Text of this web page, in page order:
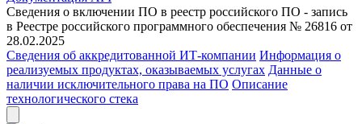
Сведения о включении ПО в реестр российского ПО - запись
в Реестре российского программного обеспечения № 26816 от
28.02.2025
Сведения об аккредитованной ИТ-компании Информация о
реализуемых продуктах, оказываемых услугах Данные о
наличии исключительного права на ПО Описание
технологического стека